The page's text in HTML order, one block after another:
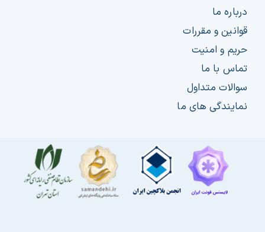
درباره ما
قوانین و مقررات
حریم و امنیت
تماس با ما
سوالات متداول
نمایندگی های ما